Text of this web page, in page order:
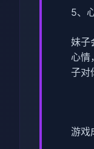
5、
妹子
心情
子对
游戏